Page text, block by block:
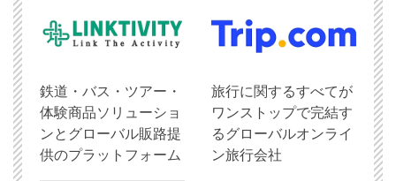
鉄道・バス・ツアー・
体験商品ソリューショ
ンとグローバル販路提
供のプラットフォーム
旅行に関するすべてが
ワンストップで完結す
るグローバルオンライ
ン旅行会社